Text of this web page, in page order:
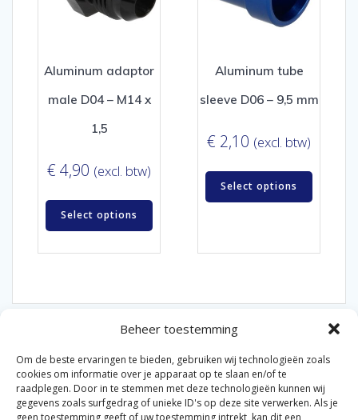
Beheer toestemming
Om de beste ervaringen te bieden, gebruiken wij technologieën zoals
cookies om informatie over je apparaat op te slaan en/of te
raadplegen. Door in te stemmen met deze technologieën kunnen wij
gegevens zoals surfgedrag of unieke ID's op deze site verwerken. Als je
geen toestemming geeft of uw toestemming intrekt, kan dit een
Aluminum adaptor
male D04 – M14 x
1,5
€ 4,90 (excl. btw)
Select options
Aluminum tube
sleeve D06 – 9,5 mm
€ 2,10 (excl. btw)
Select options
© 2026 Van der Bel Las en Radiateurenbedrijf.